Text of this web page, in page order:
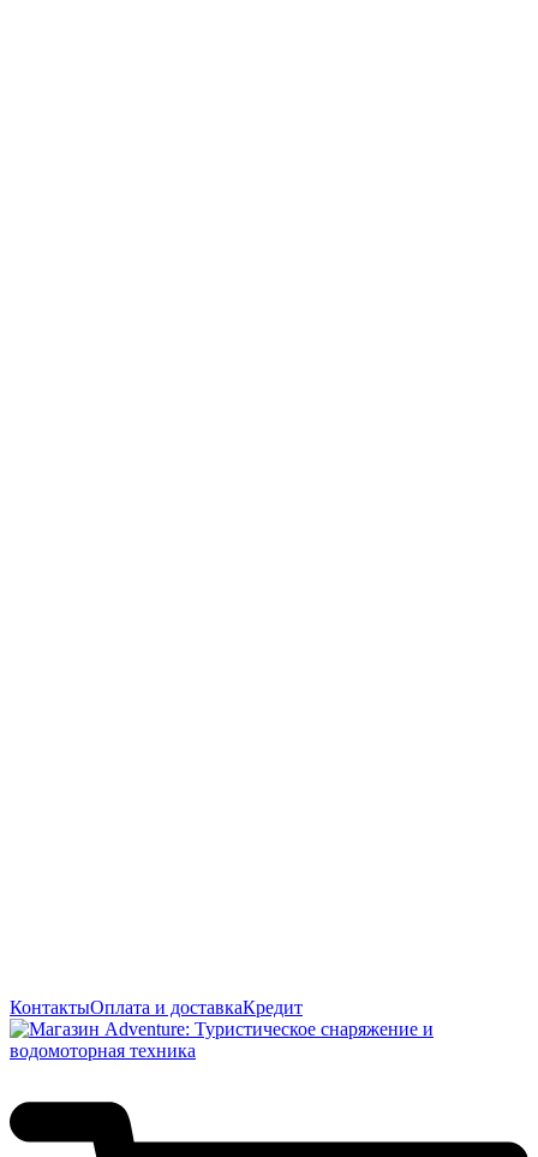
КонтактыОплата и доставкаКредит